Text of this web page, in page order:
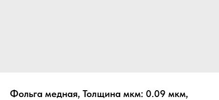
Фольга медная, Толщина мкм: 0.09 мкм,